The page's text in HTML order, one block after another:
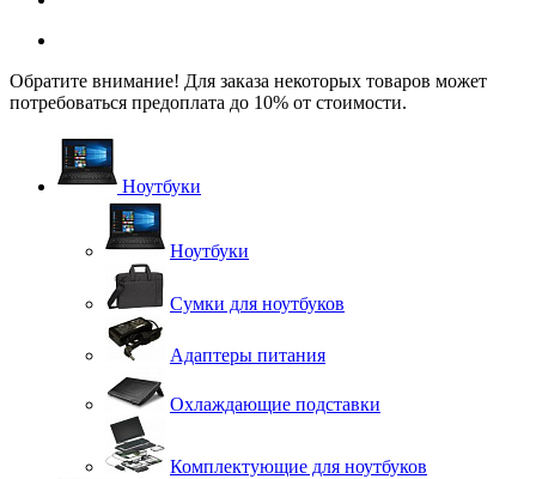
Обратите внимание! Для заказа некоторых товаров может
потребоваться предоплата до 10% от стоимости.
Ноутбуки
Ноутбуки
Сумки для ноутбуков
Адаптеры питания
Охлаждающие подставки
Комплектующие для ноутбуков